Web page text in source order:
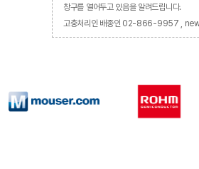
창구를 열어두고 있음을 알려드립니다.
고충처리인 배종인 02-866-9957 ,